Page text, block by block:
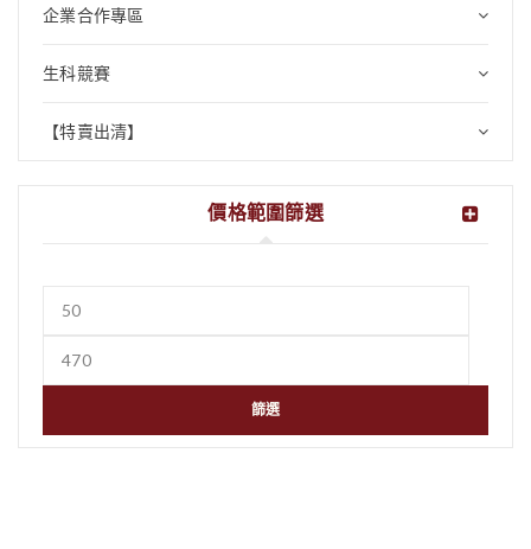
企業合作專區
生科競賽
【特賣出清】
價格範圍篩選
篩選